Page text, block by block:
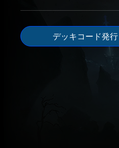
デッキコード発行